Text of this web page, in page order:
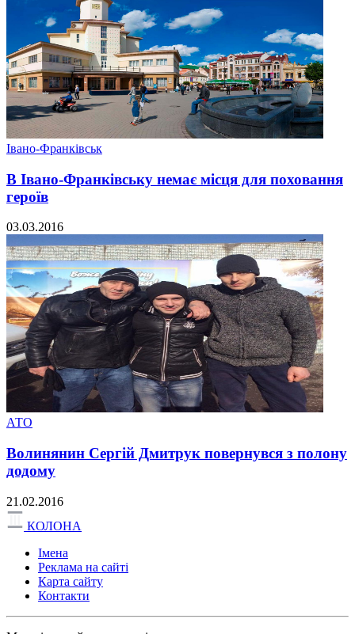
Івано-Франківськ
В Івано-Франківську немає місця для поховання
героїв
03.03.2016
АТО
Волинянин Сергій Дмитрук повернувся з полону
додому
21.02.2016
КОЛОНА
Імена
Реклама на сайті
Карта сайту
Контакти